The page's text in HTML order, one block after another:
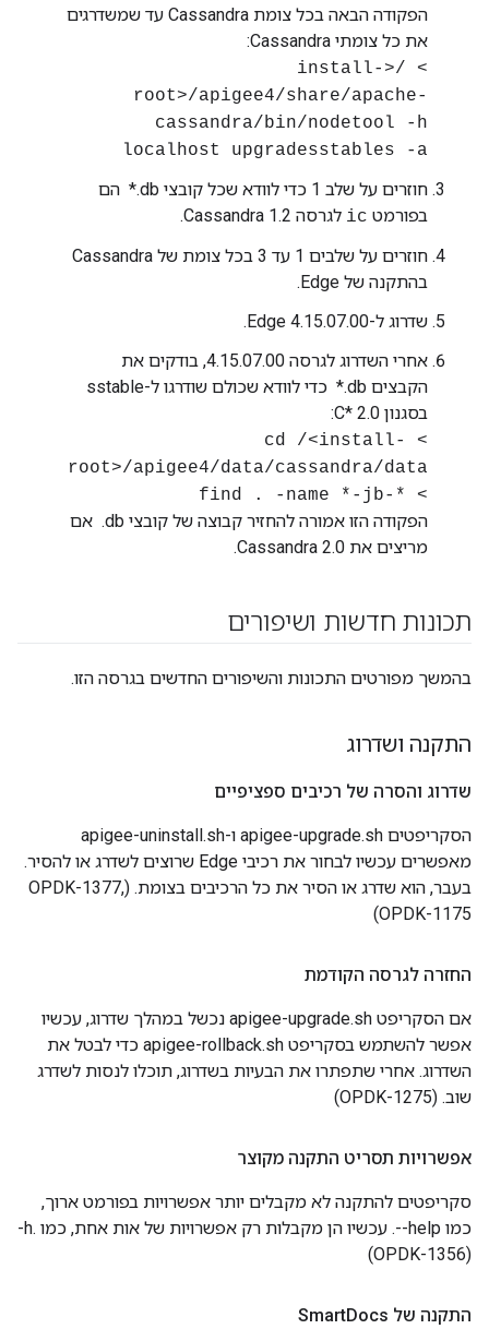
הפקודה הבאה בכל צומת Cassandra עד שמשדרגים
את כל צומתי Cassandra:‏
> /<install-
root>/apigee4/share/apache-
cassandra/bin/nodetool -h
localhost upgradesstables -a
חוזרים על שלב 1 כדי לוודא שכל קובצי ‎ *.db הם
בפורמט ic לגרסה Cassandra 1.2.
חוזרים על שלבים 1 עד 3 בכל צומת של Cassandra
בהתקנה של Edge.
שדרוג ל-Edge 4.15.07.00.
אחרי השדרוג לגרסה 4.15.07.00, בודקים את
הקבצים ‎ *.db כדי לוודא שכולם שודרגו ל-sstable
בסגנון C* 2.0:
> cd /<install-
root>/apigee4/data/cassandra/data
> find . ‪-name *-jb-*
הפקודה הזו אמורה להחזיר קבוצה של קובצי ‎ .db אם
מריצים את Cassandra 2.0.
תכונות חדשות ושיפורים
בהמשך מפורטים התכונות והשיפורים החדשים בגרסה הזו.
התקנה ושדרוג
שדרוג והסרה של רכיבים ספציפיים
הסקריפטים apigee-upgrade.sh ו-apigee-uninstall.sh
מאפשרים עכשיו לבחור את רכיבי Edge שרוצים לשדרג או להסיר.
בעבר, הוא שדרג או הסיר את כל הרכיבים בצומת. (OPDK-1377,
OPDK-1175)
החזרה לגרסה הקודמת
אם הסקריפט apigee-upgrade.sh נכשל במהלך שדרוג, עכשיו
אפשר להשתמש בסקריפט apigee-rollback.sh כדי לבטל את
השדרוג. אחרי שתפתרו את הבעיות בשדרוג, תוכלו לנסות לשדרג
שוב. (OPDK-1275)
אפשרויות תסריט התקנה מקוצר
סקריפטים להתקנה לא מקבלים יותר אפשרויות בפורמט ארוך,
כמו ‎--help. עכשיו הן מקבלות רק אפשרויות של אות אחת, כמו ‎-h.
(OPDK-1356)
התקנה של Smart Docs